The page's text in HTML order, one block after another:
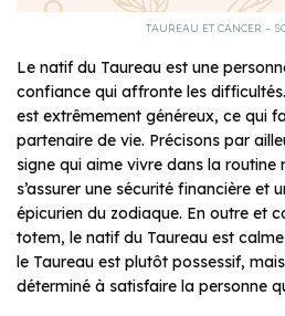
TAUREAU ET CANCER –
Le natif du Taureau est une
confiance qui affronte les
est extrêmement généreux, ce qui
partenaire de vie. Précisons par
signe qui aime vivre dans la routine
s’assurer une sécurité financière et
épicurien du zodiaque. En outre et
totem, le natif du Taureau est
le Taureau est plutôt possessif,
déterminé à satisfaire la personne